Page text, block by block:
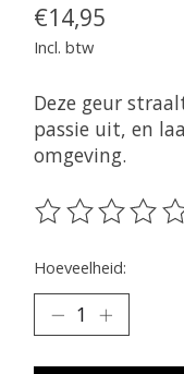
€14,95
Incl. btw
Deze geur
passie uit, en
omgeving.
De beoordeling
Hoeveelheid: